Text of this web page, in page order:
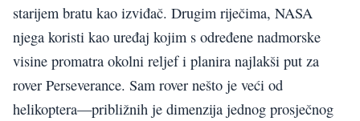
starijem bratu kao izviđač. Drugim riječima, NASA
njega koristi kao uređaj kojim s određene nadmorske
visine promatra okolni reljef i planira najlakši put za
rover Perseverance. Sam rover nešto je veći od
helikoptera—približnih je dimenzija jednog prosječnog